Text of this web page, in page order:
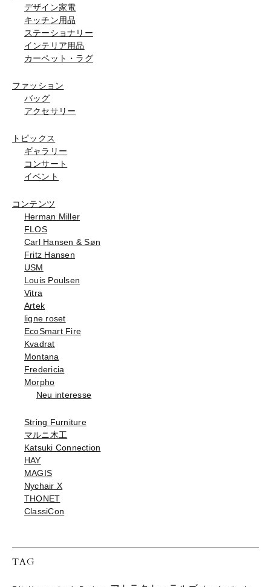
デザイン家電
キッチン用品
ステーショナリー
インテリア用品
カーペット・ラグ
ファッション
バッグ
アクセサリー
トピックス
ギャラリー
コンサート
イベント
コンテンツ
Herman Miller
FLOS
Carl Hansen & Søn
Fritz Hansen
USM
Louis Poulsen
Vitra
Artek
ligne roset
EcoSmart Fire
Kvadrat
Montana
Fredericia
Morpho
Neu interesse
String Furniture
マルニ木工
Katsuki Connection
HAY
MAGIS
Nychair X
THONET
ClassiCon
TAG